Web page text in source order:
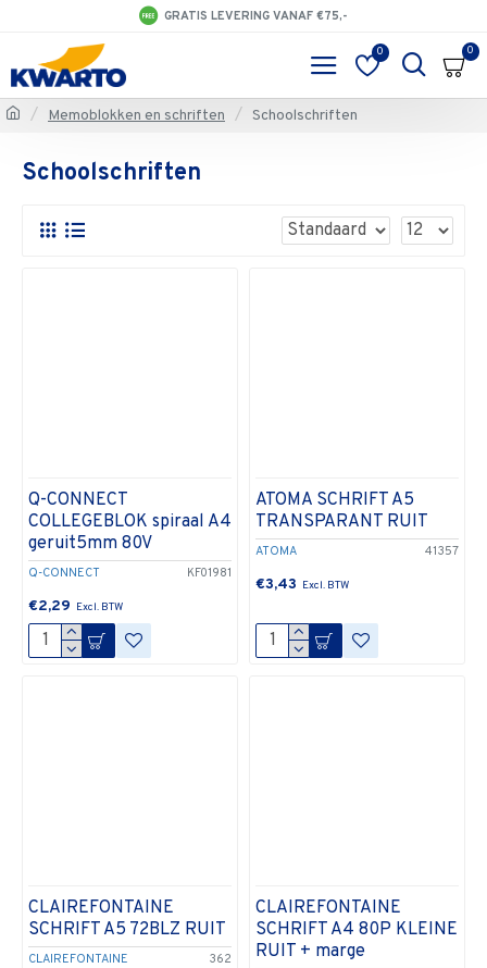
GRATIS LEVERING VANAF €75,-
0 0
Memoblokken en schriften Schoolschriften
Schoolschriften
Q-CONNECT KF01981
Q-CONNECT
COLLEGEBLOK spiraal A4
geruit5mm 80V
€2,29
ATOMA 41357
ATOMA SCHRIFT A5
TRANSPARANT RUIT
€3,43
CLAIREFONTAINE 362
CLAIREFONTAINE
SCHRIFT A5 72BLZ RUIT
CLAIREFONTAINE
SCHRIFT A4 80P KLEINE
RUIT + marge